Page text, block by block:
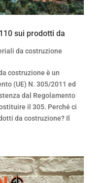
sui prodotti da
da costruzione
costruzione è un
(UE) N. 305/2011 ed
dal Regolamento
il 305. Perché ci
da costruzione? Il